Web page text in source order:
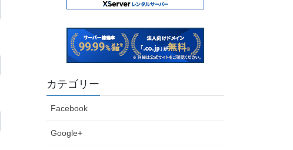
カテゴリー
Facebook
Google+